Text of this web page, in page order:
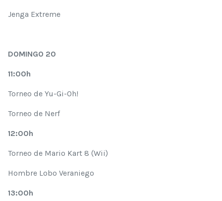
Jenga Extreme
DOMINGO 20
11:00h
Torneo de Yu-Gi-Oh!
Torneo de Nerf
12:00h
Torneo de Mario Kart 8 (Wii)
Hombre Lobo Veraniego
13:00h